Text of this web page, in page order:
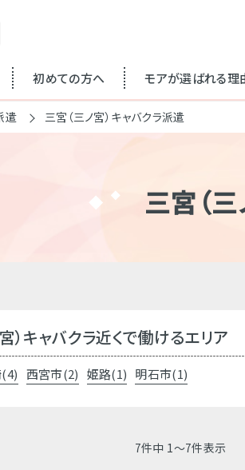
初めての方へ モアが選ばれる理
遣 三宮（三ノ宮）キャバクラ派遣
三宮（
）キャバクラ近くで働けるエリア
西宮市(2) 姫路(1) 明石市(1)
7件中 1～7件表示